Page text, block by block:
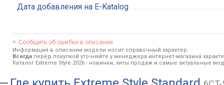
Дата добавления на E-Katalog
Сообщить об ошибке в описании
Информация в описании модели носит справочный характер.
Всегда перед покупкой уточняйте у менеджера интернет-магазина
Каталог Extreme Style 2026 - новинки, хиты продаж и самые актуальные